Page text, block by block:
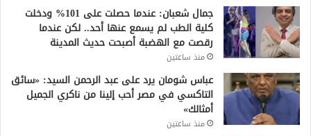
جمال شعبان: عندما حصلت على 101% ودخلت
كلية الطب لم يسمع عنها أحد.. لكن عندما
رقصت مع الهضبة أصبحت حديث المدينة
منذ ساعتين
عباس شومان يرد على عبد الرحمن السيد: «سائق
التاكسي في مصر أحب إلينا من ناكري الجميل
أمثالك»
منذ ساعتين